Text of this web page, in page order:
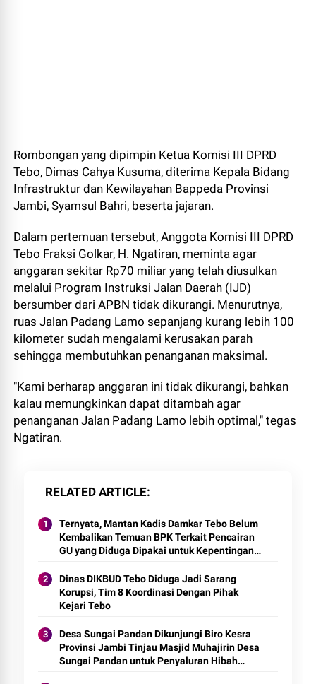
Rombongan yang dipimpin Ketua Komisi III DPRD
Tebo, Dimas Cahya Kusuma, diterima Kepala Bidang
Infrastruktur dan Kewilayahan Bappeda Provinsi
Jambi, Syamsul Bahri, beserta jajaran.
Dalam pertemuan tersebut, Anggota Komisi III DPRD
Tebo Fraksi Golkar, H. Ngatiran, meminta agar
anggaran sekitar Rp70 miliar yang telah diusulkan
melalui Program Instruksi Jalan Daerah (IJD)
bersumber dari APBN tidak dikurangi. Menurutnya,
ruas Jalan Padang Lamo sepanjang kurang lebih 100
kilometer sudah mengalami kerusakan parah
sehingga membutuhkan penanganan maksimal.
"Kami berharap anggaran ini tidak dikurangi, bahkan
kalau memungkinkan dapat ditambah agar
penanganan Jalan Padang Lamo lebih optimal," tegas
Ngatiran.
RELATED ARTICLE
Ternyata, Mantan Kadis Damkar Tebo Belum
Kembalikan Temuan BPK Terkait Pencairan
GU yang Diduga Dipakai untuk Kepentingan
Dinas DIKBUD Tebo Diduga Jadi Sarang
Korupsi, Tim 8 Koordinasi Dengan Pihak
Kejari Tebo
Desa Sungai Pandan Dikunjungi Biro Kesra
Provinsi Jambi Tinjau Masjid Muhajirin Desa
Sungai Pandan untuk Penyaluran Hibah